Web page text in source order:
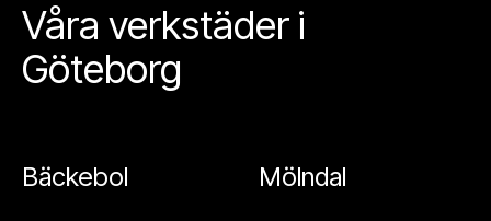
Våra verkstäder i
Göteborg
Bäckebol Mölndal